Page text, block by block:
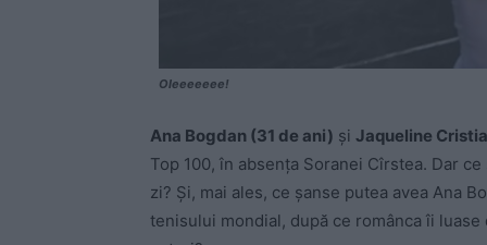
Oleeeeeee!
Ana Bogdan (31 de ani) și Jaqueline
Top 100, în absența Soranei Cîrstea. Dar
zi? Și, mai ales, ce șanse putea avea Ana
tenisului mondial, după ce românca îi